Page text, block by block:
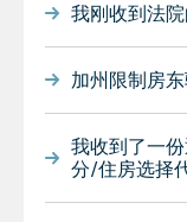
我刚收到法
加州限制房东
我收到了一
分/住房选择